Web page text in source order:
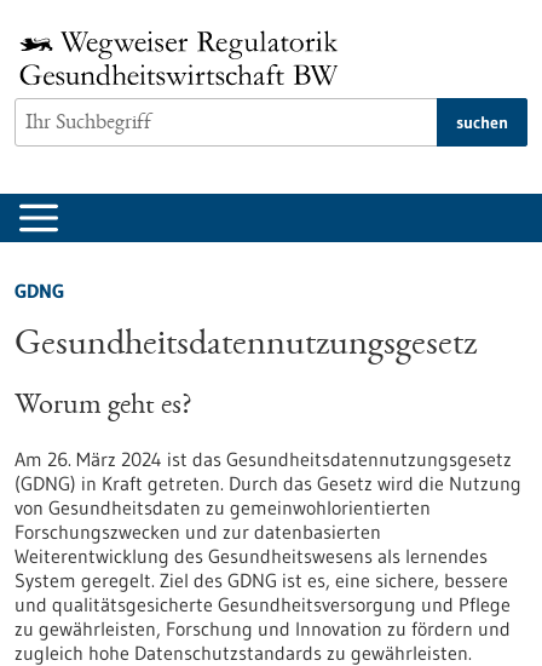
Inhalt
springen
suchen
GDNG
Gesundheitsdatennutzungsgesetz
Worum geht es?
Am 26. März 2024 ist das Gesundheitsdatennutzungsgesetz
(GDNG) in Kraft getreten. Durch das Gesetz wird die Nutzung
von Gesundheitsdaten zu gemeinwohlorientierten
Forschungszwecken und zur datenbasierten
Weiterentwicklung des Gesundheitswesens als lernendes
System geregelt. Ziel des GDNG ist es, eine sichere, bessere
und qualitätsgesicherte Gesundheitsversorgung und Pflege
zu gewährleisten, Forschung und Innovation zu fördern und
zugleich hohe Datenschutzstandards zu gewährleisten.